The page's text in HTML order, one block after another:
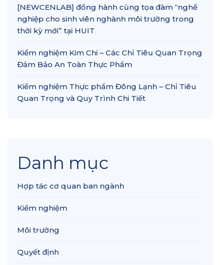
[NEWCENLAB] đồng hành cùng tọa đàm “nghề
nghiệp cho sinh viên nghành môi trường trong
thời kỳ mới” tại HUIT
Kiểm nghiệm Kim Chi – Các Chỉ Tiêu Quan Trọng
Đảm Bảo An Toàn Thực Phẩm
Kiểm nghiệm Thực phẩm Đông Lạnh – Chỉ Tiêu
Quan Trọng và Quy Trình Chi Tiết
Danh mục
Hợp tác cơ quan ban ngành
Kiểm nghiệm
Môi trường
Quyết định